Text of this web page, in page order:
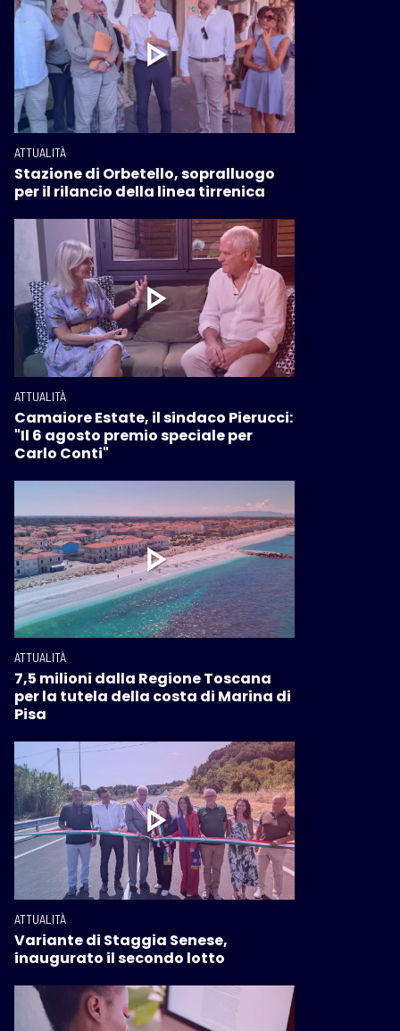
ATTUALITÀ
Stazione di Orbetello, sopralluogo
per il rilancio della linea tirrenica
ATTUALITÀ
Camaiore Estate, il sindaco Pierucci:
"Il 6 agosto premio speciale per
Carlo Conti"
ATTUALITÀ
7,5 milioni dalla Regione Toscana
per la tutela della costa di Marina di
Pisa
ATTUALITÀ
Variante di Staggia Senese,
inaugurato il secondo lotto